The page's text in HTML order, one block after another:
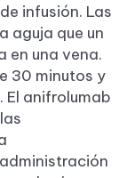
infusión. Las
aguja que un
en una vena.
30 minutos y
anifrolumab